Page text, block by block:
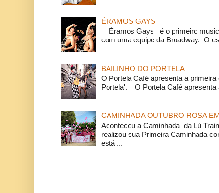
ÉRAMOS GAYS
Éramos Gays é o primeiro
com uma equipe da Broadway. O
BAILINHO DO PORTELA
O Portela Café apresenta a
Portela'. O Portela Café apresenta
CAMINHADA OUTUBRO ROSA
Aconteceu a Caminhada da Lú
realizou sua Primeira Caminhada
está ...